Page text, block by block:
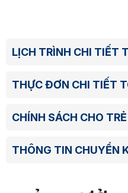
LỊCH TRÌNH CHI TIẾT
THỰC ĐƠN CHI TIẾT
CHÍNH SÁCH CHO
THÔNG TIN CHUYỂN